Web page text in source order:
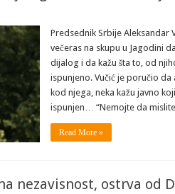
Predsednik Srbije Aleksandar
večeras na skupu u Jagodini
dijalog i da kažu šta to, od
ispunjeno. Vučić je poručio da
kod njega, neka kažu javno
ispunjen… “Nemojte da
Read More »
nezavisnost, ostrva od